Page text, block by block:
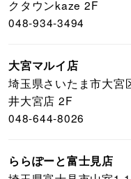
クタウンkaze 2F
048-934-3494
大宮マルイ店
埼玉県さいたま市大宮
井大宮店 2F
048-644-8026
ららぽーと富士見店